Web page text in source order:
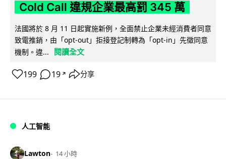
Cold Call 違規企業最高罰 345 萬
法國將於 8 月 11 日起實施新例，全面禁止企業未經消費者同意
致電推銷，由「opt-out」拒接登記制轉為「opt-in」先徵同意
機制。違...
閱讀全文
199 19 ↗ 分享
人工智能
Lawton 14 小時